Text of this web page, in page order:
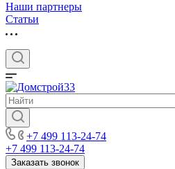
Наши партнеры
Статьи
+7 499 113-24-74
+7 499 113-24-74
Заказать звонок